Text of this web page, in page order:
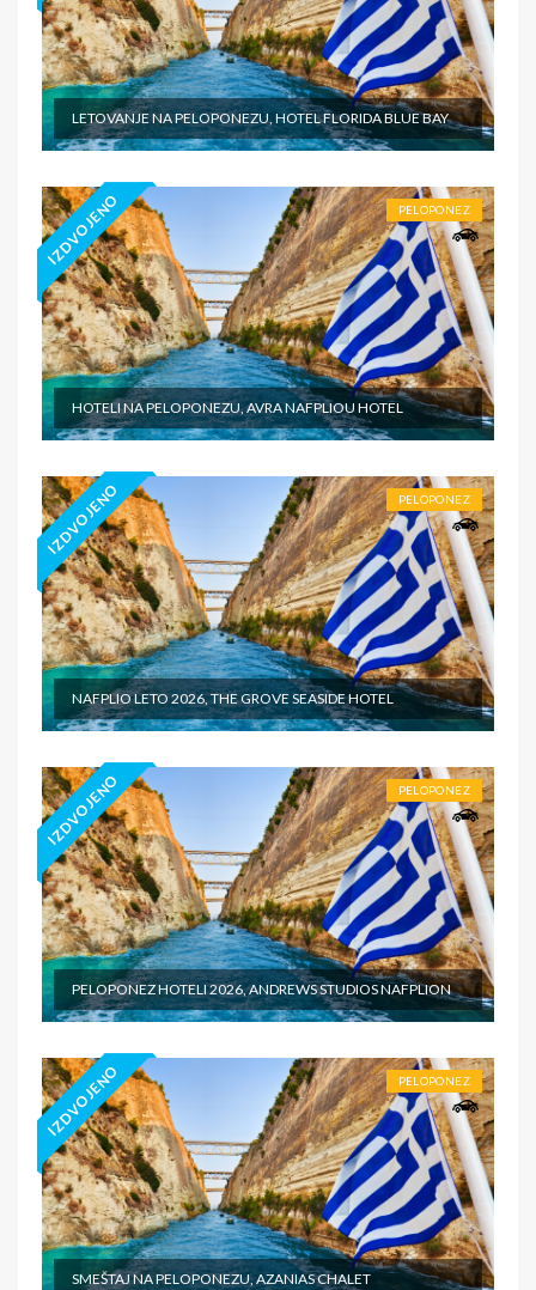
LETOVANJE NA PELOPONEZU, HOTEL FLORIDA BLUE BAY
IZDVOJENO PELOPONEZ
HOTELI NA PELOPONEZU, AVRA NAFPLIOU HOTEL
IZDVOJENO PELOPONEZ
NAFPLIO LETO 2026, THE GROVE SEASIDE HOTEL
IZDVOJENO PELOPONEZ
PELOPONEZ HOTELI 2026, ANDREWS STUDIOS NAFPLION
IZDVOJENO PELOPONEZ
SMEŠTAJ NA PELOPONEZU, AZANIAS CHALET